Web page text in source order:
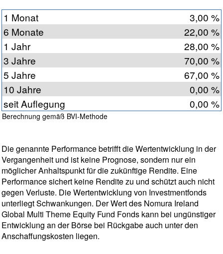
1 Monat
3,00 %
6 Monate
22,00 %
1 Jahr
28,00 %
3 Jahre
70,00 %
5 Jahre
67,00 %
10 Jahre
0,00 %
seit Auflegung
0,00 %
Berechnung gemäß BVI-Methode
Die genannte Performance betrifft die Wertentwicklung in der
Vergangenheit und ist keine Prognose, sondern nur ein
möglicher Anhaltspunkt für die zukünftige Rendite. Eine
Performance sichert keine Rendite zu und schützt auch nicht
gegen Verluste. Die Wertentwicklung von Investmentfonds
unterliegt Schwankungen. Der Wert des Nomura Ireland
Global Multi Theme Equity Fund Fonds kann bei ungünstiger
Entwicklung an der Börse bei Rückgabe auch unter den
Anschaffungskosten liegen.